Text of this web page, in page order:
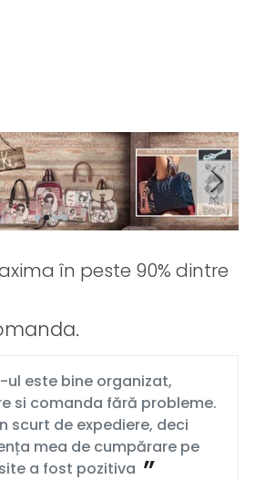
în peste 90% dintre
ul este bine organizat,
si comanda fără probleme.
scurt de expediere, deci
mea de cumpărare pe
a fost pozitiva